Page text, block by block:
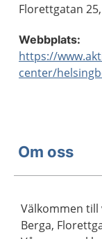
Florettgatan
Webbplats:
https://
center/
Om oss
Välkommen
Berga,